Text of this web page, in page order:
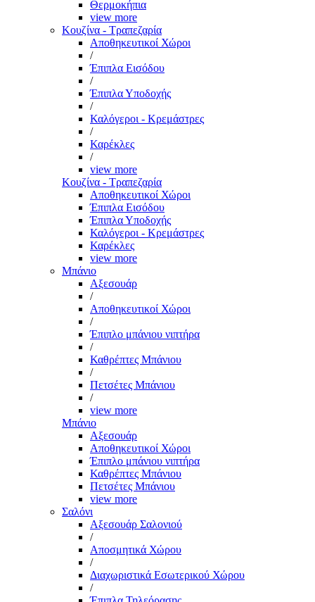
Θερμοκήπια
view more
Κουζίνα - Τραπεζαρία
Αποθηκευτικοί Χώροι
/
Έπιπλα Εισόδου
/
Έπιπλα Υποδοχής
/
Καλόγεροι - Κρεμάστρες
/
Καρέκλες
/
view more
Κουζίνα - Τραπεζαρία
Αποθηκευτικοί Χώροι
Έπιπλα Εισόδου
Έπιπλα Υποδοχής
Καλόγεροι - Κρεμάστρες
Καρέκλες
view more
Μπάνιο
Αξεσουάρ
/
Αποθηκευτικοί Χώροι
/
Έπιπλο μπάνιου νιπτήρα
/
Καθρέπτες Μπάνιου
/
Πετσέτες Μπάνιου
/
view more
Μπάνιο
Αξεσουάρ
Αποθηκευτικοί Χώροι
Έπιπλο μπάνιου νιπτήρα
Καθρέπτες Μπάνιου
Πετσέτες Μπάνιου
view more
Σαλόνι
Αξεσουάρ Σαλονιού
/
Αποσμητικά Χώρου
/
Διαχωριστικά Εσωτερικού Χώρου
/